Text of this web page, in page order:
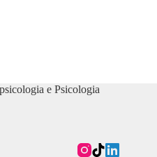
e Psicologia